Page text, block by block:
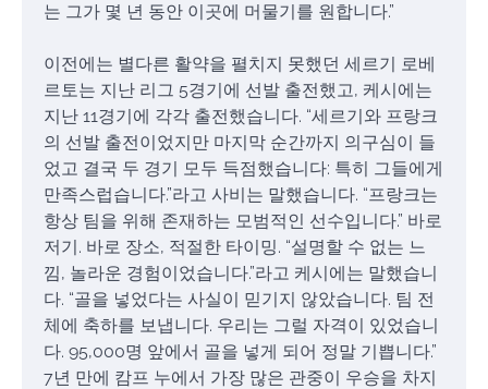
는 그가 몇 년 동안 이곳에 머물기를 원합니다.”
이전에는 별다른 활약을 펼치지 못했던 세르기 로베
르토는 지난 리그 5경기에 선발 출전했고, 케시에는
지난 11경기에 각각 출전했습니다. “세르기와 프랑크
의 선발 출전이었지만 마지막 순간까지 의구심이 들
었고 결국 두 경기 모두 득점했습니다: 특히 그들에게
만족스럽습니다.”라고 사비는 말했습니다. “프랑크는
항상 팀을 위해 존재하는 모범적인 선수입니다.” 바로
저기. 바로 장소, 적절한 타이밍. “설명할 수 없는 느
낌, 놀라운 경험이었습니다.”라고 케시에는 말했습니
다. “골을 넣었다는 사실이 믿기지 않았습니다. 팀 전
체에 축하를 보냅니다. 우리는 그럴 자격이 있었습니
다. 95,000명 앞에서 골을 넣게 되어 정말 기쁩니다.”
7년 만에 캄프 누에서 가장 많은 관중이 우승을 차지